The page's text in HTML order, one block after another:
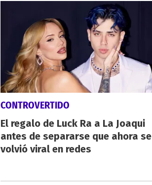
CONTROVERTIDO
El regalo de Luck Ra a La Joaqui
antes de separarse que ahora se
volvió viral en redes